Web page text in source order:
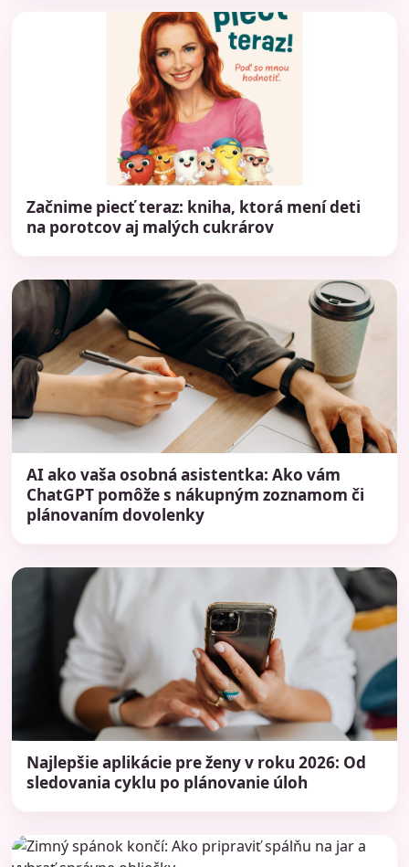
Začnime piecť teraz: kniha, ktorá mení deti
na porotcov aj malých cukrárov
AI ako vaša osobná asistentka: Ako vám
ChatGPT pomôže s nákupným zoznamom či
plánovaním dovolenky
Najlepšie aplikácie pre ženy v roku 2026: Od
sledovania cyklu po plánovanie úloh